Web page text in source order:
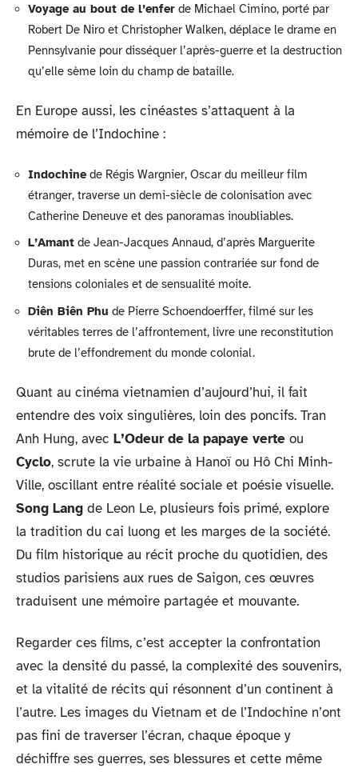
Voyage au bout de l’enfer de Michael Cimino, porté par
Robert De Niro et Christopher Walken, déplace le drame en
Pennsylvanie pour disséquer l’après-guerre et la destruction
qu’elle sème loin du champ de bataille.
En Europe aussi, les cinéastes s’attaquent à la
mémoire de l’Indochine :
Indochinede Régis Wargnier, Oscar du meilleur film
étranger, traverse un demi-siècle de colonisation avec
Catherine Deneuve et des panoramas inoubliables.
L’Amant de Jean-Jacques Annaud, d’après Marguerite
Duras, met en scène une passion contrariée sur fond de
tensions coloniales et de sensualité moite.
Diên Biên Phu de Pierre Schoendoerffer, filmé sur les
véritables terres de l’affrontement, livre une reconstitution
brute de l’effondrement du monde colonial.
Quant au cinéma vietnamien d’aujourd’hui, il fait
entendre des voix singulières, loin des poncifs. Tran
Anh Hung, avec L’Odeur de la papaye verte ou
Cyclo, scrute la vie urbaine à Hanoï ou Hô Chi Minh-
Ville, oscillant entre réalité sociale et poésie visuelle.
Song Lang de Leon Le, plusieurs fois primé, explore
la tradition du cai luong et les marges de la société.
Du film historique au récit proche du quotidien, des
studios parisiens aux rues de Saigon, ces œuvres
traduisent une mémoire partagée et mouvante.
Regarder ces films, c’est accepter la confrontation
avec la densité du passé, la complexité des souvenirs,
et la vitalité de récits qui résonnent d’un continent à
l’autre. Les images du Vietnam et de l’Indochine n’ont
pas fini de traverser l’écran, chaque époque y
déchiffre ses guerres, ses blessures et cette même